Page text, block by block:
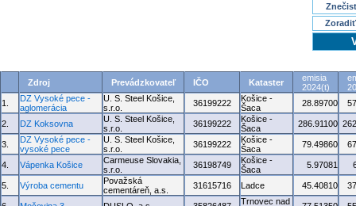
Zdroj Prevádzkovateľ IČO Kataster
emisia
2024(t)
1.
DZ Vysoké pece -
aglomerácia
U. S. Steel Košice,
s.r.o.
36199222
Košice -
Šaca
28.89700
2. DZ Koksovna
U. S. Steel Košice,
s.r.o.
36199222
Košice -
Šaca
286.91100
3.
DZ Vysoké pece -
vysoké pece
U. S. Steel Košice,
s.r.o.
36199222
Košice -
Šaca
79.49860
4. Vápenka Košice
Carmeuse Slovakia,
s.r.o.
36198749
Košice -
Šaca
5.97081
5. Výroba cementu
Považská
cementáreň, a.s.
31615716 Ladce 45.40810
Trnovec nad